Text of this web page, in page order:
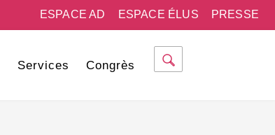
PRESSE
ESPACE ÉLUS
ESPACE AD
Services Congrès